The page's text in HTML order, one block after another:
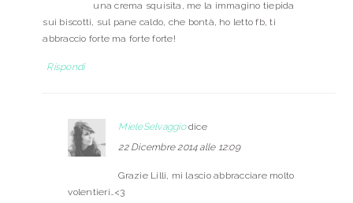
una crema squisita, me la immagino tiepida
sui biscotti, sul pane caldo, che bontà, ho letto fb, ti
abbraccio forte ma forte forte!
Rispondi
MieleSelvaggio dice
22 Dicembre 2014 alle 12:09
Grazie Lilli, mi lascio abbracciare molto
volentieri…<3